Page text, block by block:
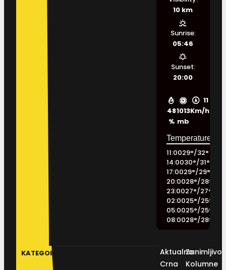
48
%
1013
mb
11
Km/h
10 km
Sunrise:
05:46
Sunset:
20:00
11:0029°/32°
14:0030°/31°
17:0029°/29°
20:0028°/28°
23:0027°/27°
02:0025°/25°
05:0025°/25°
08:0028°/28°
KATEGORIJE
Aktualno
Crna
Kolumne